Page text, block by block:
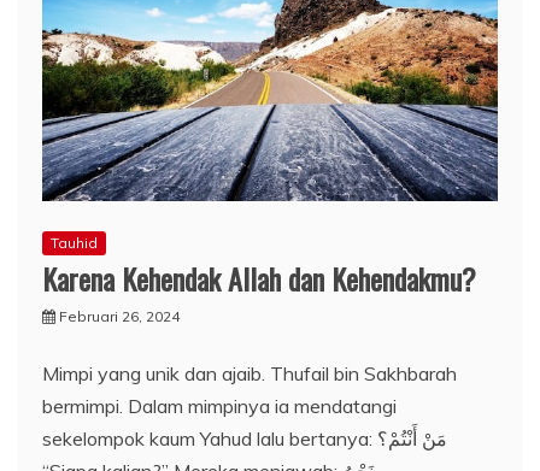
Tauhid
Karena Kehendak Allah dan Kehendakmu?
Februari 26, 2024
Mimpi yang unik dan ajaib. Thufail bin Sakhbarah
bermimpi. Dalam mimpinya ia mendatangi
sekelompok kaum Yahud lalu bertanya: مَنْ أَنْتُمْ؟